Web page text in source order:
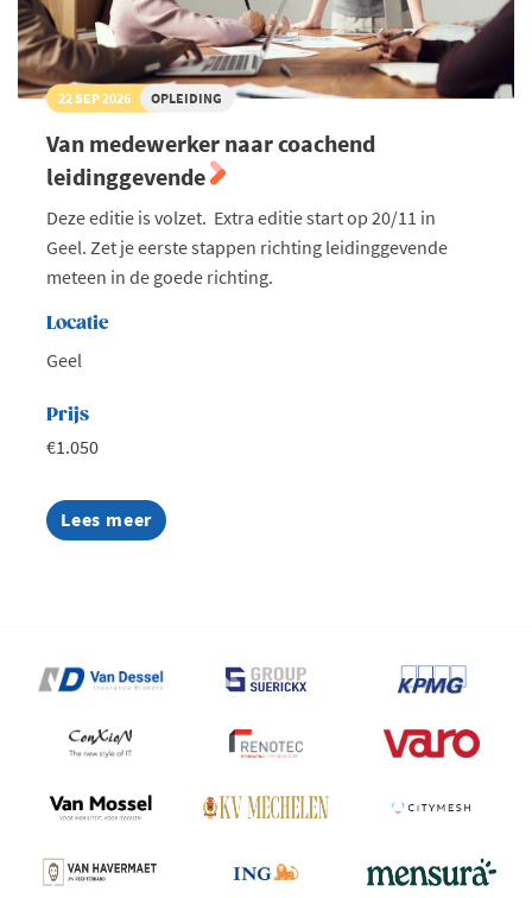
22 SEP 2026 OPLEIDING
Van medewerker naar coachend
leidinggevende
Deze editie is volzet. Extra editie start op 20/11 in
Geel. Zet je eerste stappen richting leidinggevende
meteen in de goede richting.
Locatie
Geel
Prijs
€1.050
Lees meer
about
Van